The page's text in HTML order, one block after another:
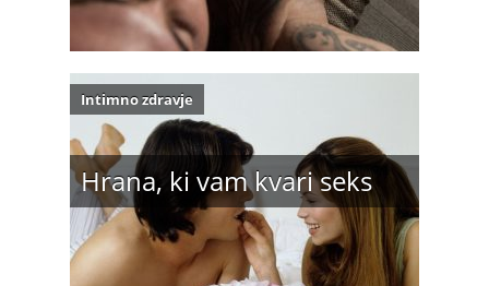
Hrana, ki vam kvari seks
Intimno zdravje